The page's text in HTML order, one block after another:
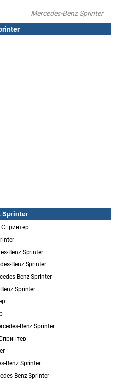
Sprinter
Спринтер
Benz Sprinter
Benz Sprinter
Benz Sprinter
Sprinter
Benz Sprinter
Benz Sprinter
Benz Sprinter
Mercedes-Benz Sprinter